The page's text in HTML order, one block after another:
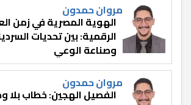
مروان حمدون
الهوية المصرية في زمن
الرقمية: بين تحديات
وصناعة الوعي
مروان حمدون
الفصيل الهجين: خطاب بلا